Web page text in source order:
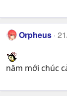
Orpheus
năm mới chúc